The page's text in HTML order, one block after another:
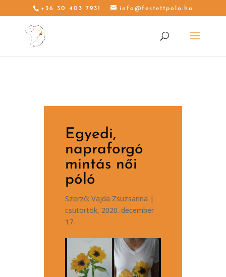
+36 30 403 7931 info@festettpolo.hu
Egyedi,
napraforgó
mintás női
póló
Szerző: Vajda Zsuzsanna |
csütörtök, 2020. december
17.